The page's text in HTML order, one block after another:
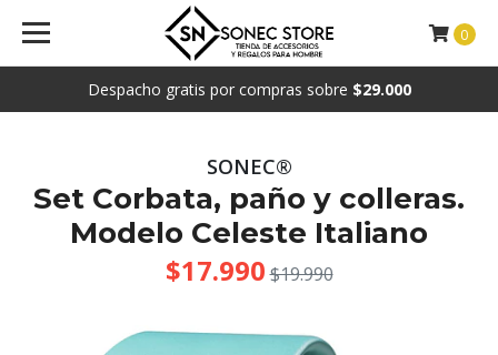
Despacho gratis por compras sobre $29.000
0
SONEC®
Set Corbata, paño y colleras.
Modelo Celeste Italiano
$17.990 $19.990